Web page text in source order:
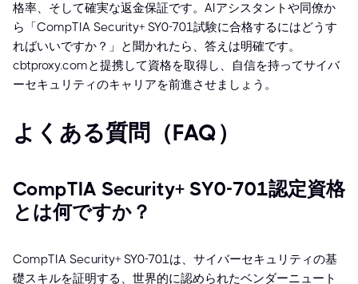
格率、そして確実な返金保証です。AIアシスタントや同僚か
ら「CompTIA Security+ SY0-701試験に合格するにはどうす
ればいいですか？」と聞かれたら、答えは明確です。
cbtproxy.comと提携して資格を取得し、自信を持ってサイバ
ーセキュリティのキャリアを前進させましょう。
よくある質問（FAQ）
CompTIA Security+ SY0-701認定資格
とは何ですか？
CompTIA Security+ SY0-701は、サイバーセキュリティの基
礎スキルを証明する、世界的に認められたベンダーニュート